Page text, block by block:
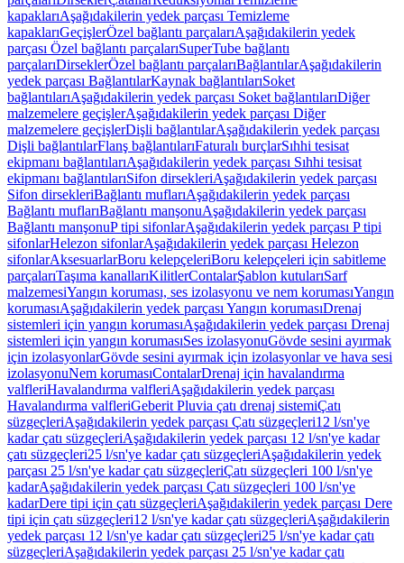
kapaklarıAşağıdakilerin yedek parçası Temizleme
kapaklarıGeçişlerÖzel bağlantı parçalarıAşağıdakilerin yedek
parçası Özel bağlantı parçalarıSuperTube bağlantı
parçalarıDirseklerÖzel bağlantı parçalarıBağlantılarAşağıdakilerin
yedek parçası BağlantılarKaynak bağlantılarıSoket
bağlantılarıAşağıdakilerin yedek parçası Soket bağlantılarıDiğer
malzemelere geçişlerAşağıdakilerin yedek parçası Diğer
malzemelere geçişlerDişli bağlantılarAşağıdakilerin yedek parçası
Dişli bağlantılarFlanş bağlantılarıFaturalı burçlarSıhhi tesisat
ekipmanı bağlantılarıAşağıdakilerin yedek parçası Sıhhi tesisat
ekipmanı bağlantılarıSifon dirsekleriAşağıdakilerin yedek parçası
Sifon dirsekleriBağlantı muflarıAşağıdakilerin yedek parçası
Bağlantı muflarıBağlantı manşonuAşağıdakilerin yedek parçası
Bağlantı manşonuP tipi sifonlarAşağıdakilerin yedek parçası P tipi
sifonlarHelezon sifonlarAşağıdakilerin yedek parçası Helezon
sifonlarAksesuarlarBoru kelepçeleriBoru kelepçeleri için sabitleme
parçalarıTaşıma kanallarıKilitlerContalarŞablon kutularıSarf
malzemesiYangın koruması, ses izolasyonu ve nem korumasıYangın
korumasıAşağıdakilerin yedek parçası Yangın korumasıDrenaj
sistemleri için yangın korumasıAşağıdakilerin yedek parçası Drenaj
sistemleri için yangın korumasıSes izolasyonuGövde sesini ayırmak
için izolasyonlarGövde sesini ayırmak için izolasyonlar ve hava sesi
izolasyonuNem korumasıContalarDrenaj için havalandırma
valfleriHavalandırma valfleriAşağıdakilerin yedek parçası
Havalandırma valfleriGeberit Pluvia çatı drenaj sistemiÇatı
süzgeçleriAşağıdakilerin yedek parçası Çatı süzgeçleri12 l/sn'ye
kadar çatı süzgeçleriAşağıdakilerin yedek parçası 12 l/sn'ye kadar
çatı süzgeçleri25 l/sn'ye kadar çatı süzgeçleriAşağıdakilerin yedek
parçası 25 l/sn'ye kadar çatı süzgeçleriÇatı süzgeçleri 100 l/sn'ye
kadarAşağıdakilerin yedek parçası Çatı süzgeçleri 100 l/sn'ye
kadarDere tipi için çatı süzgeçleriAşağıdakilerin yedek parçası Dere
tipi için çatı süzgeçleri12 l/sn'ye kadar çatı süzgeçleriAşağıdakilerin
yedek parçası 12 l/sn'ye kadar çatı süzgeçleri25 l/sn'ye kadar çatı
süzgeçleriAşağıdakilerin yedek parçası 25 l/sn'ye kadar çatı